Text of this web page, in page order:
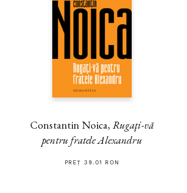
Constantin Noica, Rugaţi-vă
pentru fratele Alexandru
PREȚ 39.01 RON